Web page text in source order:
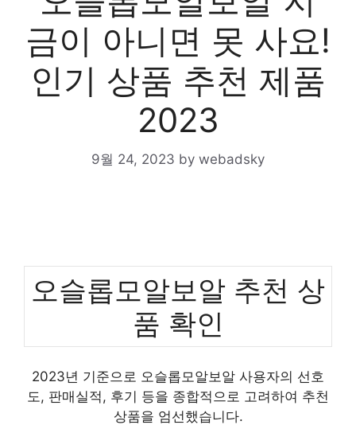
금이 아니면 못 사요!
인기 상품 추천 제품
2023
9월 24, 2023 by webadsky
오슬롭모알보알 추천 상
품 확인
2023년 기준으로 오슬롭모알보알 사용자의 선호
도, 판매실적, 후기 등을 종합적으로 고려하여 추천
상품을 엄선했습니다.